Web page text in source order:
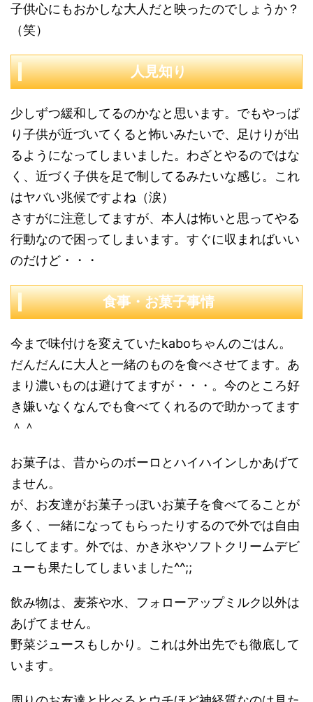
子供心にもおかしな大人だと映ったのでしょうか？
（笑）
人見知り
少しずつ緩和してるのかなと思います。でもやっぱ
り子供が近づいてくると怖いみたいで、足けりが出
るようになってしまいました。わざとやるのではな
く、近づく子供を足で制してるみたいな感じ。これ
はヤバい兆候ですよね（涙）
さすがに注意してますが、本人は怖いと思ってやる
行動なので困ってしまいます。すぐに収まればいい
のだけど・・・
食事・お菓子事情
今まで味付けを変えていたkaboちゃんのごはん。
だんだんに大人と一緒のものを食べさせてます。あ
まり濃いものは避けてますが・・・。今のところ好
き嫌いなくなんでも食べてくれるので助かってます
＾＾
お菓子は、昔からのボーロとハイハインしかあげて
ません。
が、お友達がお菓子っぽいお菓子を食べてることが
多く、一緒になってもらったりするので外では自由
にしてます。外では、かき氷やソフトクリームデビ
ューも果たしてしまいました^^;;
飲み物は、麦茶や水、フォローアップミルク以外は
あげてません。
野菜ジュースもしかり。これは外出先でも徹底して
います。